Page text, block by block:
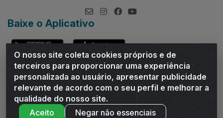
O nosso site coleta cookies próprios e de
terceiros para proporcionar uma experiência
personalizada ao usuário, apresentar publicidade
relevante de acordo com o seu perfil e melhorar a
qualidade do nosso site.
Aceito
Negar não essenciais
Baixe o Aplicativo
Andrade Distribuidor - ROD AL 110, n° 1401 - Sitio Moco,
Arapiraca/AL - CEP 57319-300 - CNPJ 10.667.481/0001-47